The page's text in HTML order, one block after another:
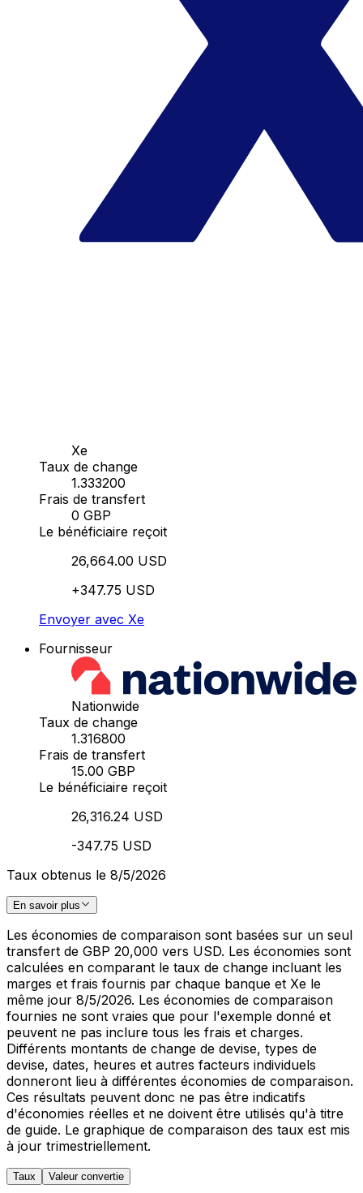
Xe
Taux de change
1.333200
Frais de transfert
0 GBP
Le bénéficiaire reçoit
26,664.00 USD
+347.75 USD
Envoyer avec Xe
Fournisseur
Nationwide
Taux de change
1.316800
Frais de transfert
15.00 GBP
Le bénéficiaire reçoit
26,316.24 USD
-347.75 USD
Taux obtenus le 8/5/2026
En savoir plus
Les économies de comparaison sont basées sur un seul
transfert de GBP 20,000 vers USD. Les économies sont
calculées en comparant le taux de change incluant les
marges et frais fournis par chaque banque et Xe le
même jour 8/5/2026. Les économies de comparaison
fournies ne sont vraies que pour l'exemple donné et
peuvent ne pas inclure tous les frais et charges.
Différents montants de change de devise, types de
devise, dates, heures et autres facteurs individuels
donneront lieu à différentes économies de comparaison.
Ces résultats peuvent donc ne pas être indicatifs
d'économies réelles et ne doivent être utilisés qu'à titre
de guide. Le graphique de comparaison des taux est mis
à jour trimestriellement.
Taux Valeur convertie